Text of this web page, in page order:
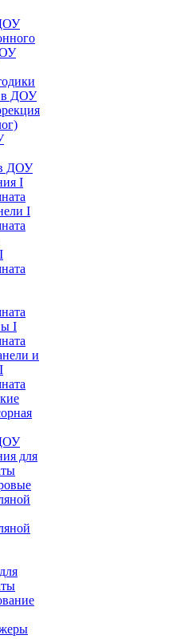
в ДОУ
ДОУ
I
I
I
и
для